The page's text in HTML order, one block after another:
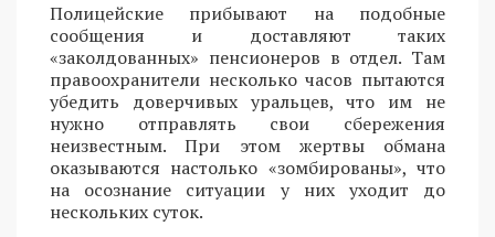
Полицейские прибывают на подобные
сообщения и доставляют таких
«заколдованных» пенсионеров в отдел. Там
правоохранители несколько часов пытаются
убедить доверчивых уральцев, что им не
нужно отправлять свои сбережения
неизвестным. При этом жертвы обмана
оказываются настолько «зомбированы», что
на осознание ситуации у них уходит до
нескольких суток.